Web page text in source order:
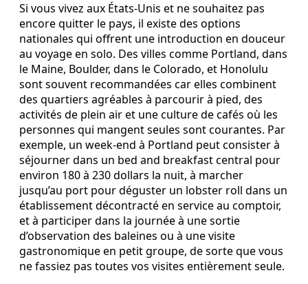
Si vous vivez aux États-Unis et ne souhaitez pas
encore quitter le pays, il existe des options
nationales qui offrent une introduction en douceur
au voyage en solo. Des villes comme Portland, dans
le Maine, Boulder, dans le Colorado, et Honolulu
sont souvent recommandées car elles combinent
des quartiers agréables à parcourir à pied, des
activités de plein air et une culture de cafés où les
personnes qui mangent seules sont courantes. Par
exemple, un week-end à Portland peut consister à
séjourner dans un bed and breakfast central pour
environ 180 à 230 dollars la nuit, à marcher
jusqu’au port pour déguster un lobster roll dans un
établissement décontracté en service au comptoir,
et à participer dans la journée à une sortie
d’observation des baleines ou à une visite
gastronomique en petit groupe, de sorte que vous
ne fassiez pas toutes vos visites entièrement seule.